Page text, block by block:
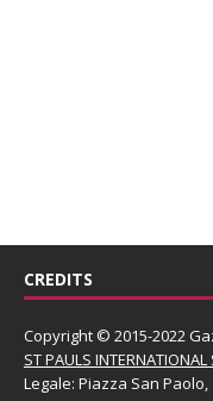
CREDITS
Copyright © 2015-2022
ST PAULS INTERNATIONAL
Legale: Piazza San Paolo,